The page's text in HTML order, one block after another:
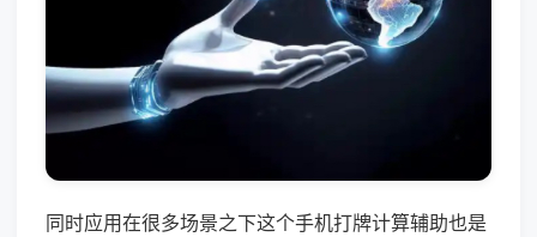
同时应用在很多场景之下这个手机打牌计算辅助也是